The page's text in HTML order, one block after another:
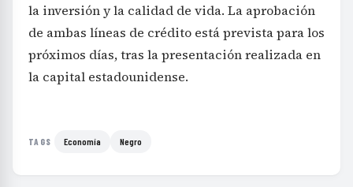
la inversión y la calidad de vida. La aprobación
de ambas líneas de crédito está prevista para los
próximos días, tras la presentación realizada en
la capital estadounidense.
TAGS Economía Negro